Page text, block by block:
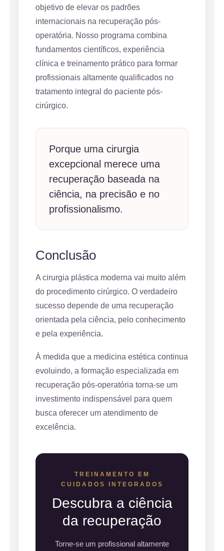
objetivo de elevar os padrões
internacionais na recuperação pós-
operatória. Nosso programa combina
fundamentos científicos, experiência
clínica e treinamento prático para formar
profissionais altamente qualificados no
tratamento integral do paciente pós-
cirúrgico.
Porque uma cirurgia
excepcional merece uma
recuperação baseada na
ciência, na precisão e no
profissionalismo.
Conclusão
A cirurgia plástica moderna vai muito além
do procedimento cirúrgico. O verdadeiro
sucesso depende de uma recuperação
orientada pela ciência, pelo conhecimento
e pela experiência.
À medida que a medicina estética continua
evoluindo, a formação especializada em
recuperação pós-operatória torna-se um
investimento indispensável para quem
busca oferecer um atendimento de
excelência.
TREINAMENTO EM
CUIDADOS INTEGRADOS
Descubra a ciência
da recuperação
Torne-se um profissional altamente